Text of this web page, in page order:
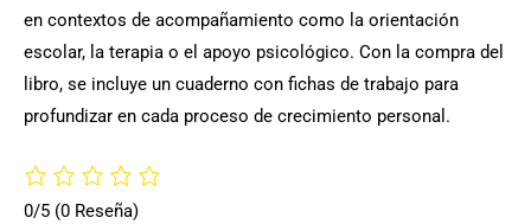
en contextos de acompañamiento como la orientación
escolar, la terapia o el apoyo psicológico. Con la compra del
libro, se incluye un cuaderno con fichas de trabajo para
profundizar en cada proceso de crecimiento personal.
0/5 (0 Reseña)